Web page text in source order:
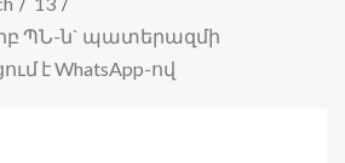
ՊՆ-ն` պատերազմի
է WhatsApp-ով